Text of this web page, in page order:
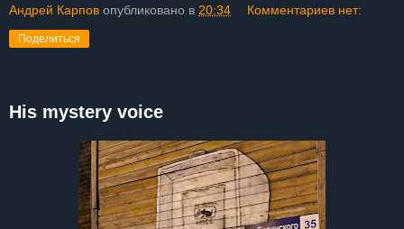
Андрей Карпов опубликовано в 20:34 Комментариев нет:
Поделиться
His mystery voice